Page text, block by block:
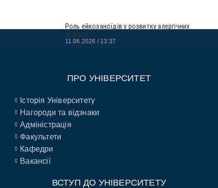
Роль ейкозаноїдів у розвитку алергічних
реакцій
11.06.2026 13:37
ПРО УНІВЕРСИТЕТ
Історія Університету
Нагороди та відзнаки
Адміністрація
Факультети
Кафедри
Вакансії
ВСТУП ДО УНІВЕРСИТЕТУ